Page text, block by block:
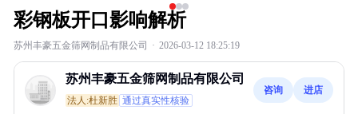
彩钢板开口影响解析
苏州丰豪五金筛网制品有限公司 · 2026-03-12 18:25:19
苏州丰豪五金筛网制品有限公司
法人:杜新胜 通过真实性核验
咨询 进店